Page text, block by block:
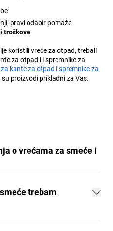
pravi odabir pomaže
troškove.
koristili vreće za otpad, trebali
za otpad ili spremnike za
kante za otpad i spremnike za
proizvodi prikladni za Vas.
o vrećama za smeće i
trebam